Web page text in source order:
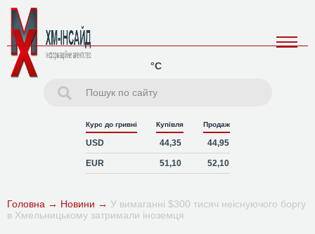
°C
Курс до гривні Купівля Продаж
USD 44,35 44,95
EUR 51,10 52,10
Головна → Новини → У вимаганні $300 тисяч неіснуючого боргу
в Хмельницькому затримали іноземця